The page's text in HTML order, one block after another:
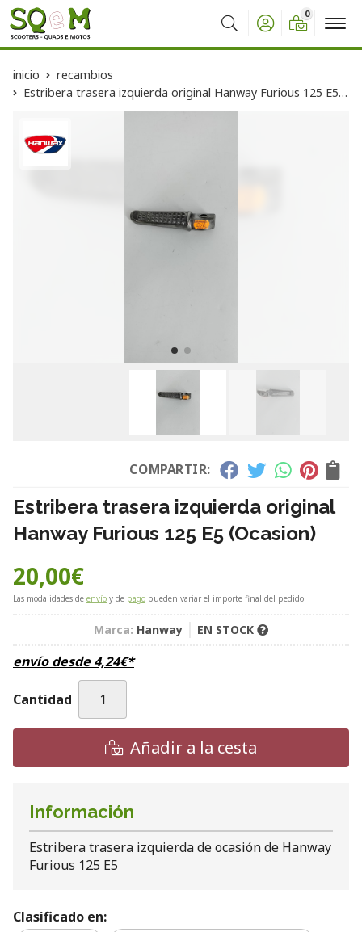
Buscar
0
inicio
recambios
Estribera trasera izquierda original Hanway Furious 125 E5 (Ocasion)
COMPARTIR:
Estribera trasera izquierda original
Hanway Furious 125 E5 (Ocasion)
20,00€
Las modalidades de envío y de pago pueden variar el importe final del pedido.
Marca: Hanway EN STOCK
envío desde4,24€*
Cantidad
Añadir a la cesta
Información
Estribera trasera izquierda de ocasión de Hanway
Furious 125 E5
Clasificado en: